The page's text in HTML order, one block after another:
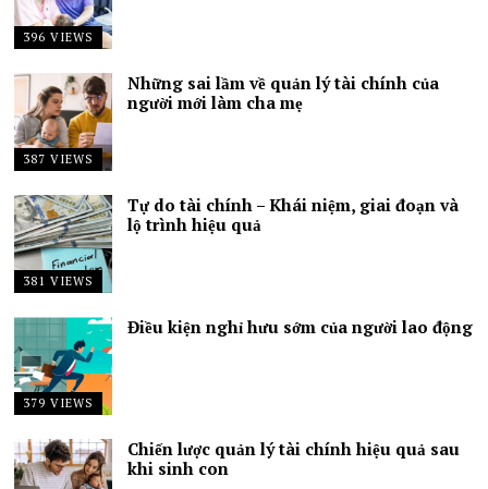
396 VIEWS
387 VIEWS
Những sai lầm về quản lý tài chính của
người mới làm cha mẹ
381 VIEWS
Tự do tài chính – Khái niệm, giai đoạn và
lộ trình hiệu quả
379 VIEWS
Điều kiện nghỉ hưu sớm của người lao động
Chiến lược quản lý tài chính hiệu quả sau
khi sinh con